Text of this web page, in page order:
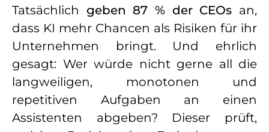
Tatsächlich geben 87 % der CEOs an,
dass KI mehr Chancen als Risiken für ihr
Unternehmen bringt. Und ehrlich
gesagt: Wer würde nicht gerne all die
langweiligen, monotonen und
repetitiven Aufgaben an einen
Assistenten abgeben? Dieser prüft,